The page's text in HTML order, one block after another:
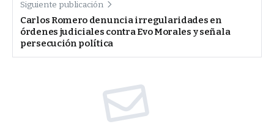
Siguiente publicación
Carlos Romero denuncia irregularidades en
órdenes judiciales contra Evo Morales y señala
persecución política